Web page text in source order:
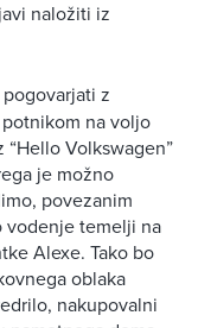
naložiti iz
z
na voljo
Volkswagen”
je možno
povezanim
vodenje temelji na
Alexe. Tako bo
oblaka
nakupovalni